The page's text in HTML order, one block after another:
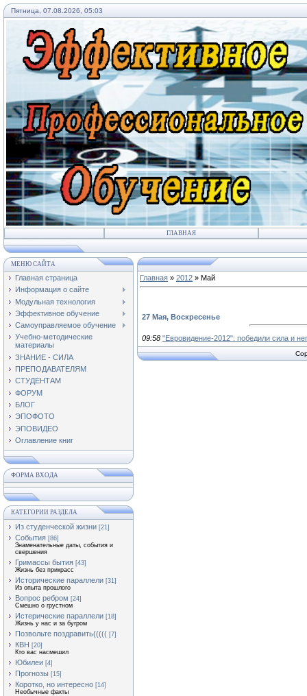
Пятница, 07.08.2026, 05:03
ГЛАВНАЯ
МЕНЮ САЙТА
Главная страница
Информация о сайте
Модульная технология
Эффективное обучение
Самоуправляемое обучение
Учебно-методические
материалы
ЗНАНИЕ - СИЛА
ПРЕПОДАВАТЕЛЯМ
СТУДЕНТАМ
ФОРУМ
БЛОГ
ЭПОФОТО
ЭПОВИДЕО
Оглавление книг
ФОРМА ВХОДА
КАТЕГОРИИ РАЗДЕЛА
Из студенческой жизни [21]
События [86]
Знаменательные даты, события и
свершения
Гримассы бытия [43]
Жизнь без прикрасс
Исторические параллели [31]
Из опыта прошлого
Вопрос ребром [24]
Смешно о грустном
Истерические параллели [18]
Жизнь у нас и за бугром
Позвольте поздравить((((( [7]
КВН [20]
Кто вас насмешил
Юбилеи [4]
Прогнозы [15]
Коротко, но интересно [14]
Необычные факты
Главная » 2012 » Май
27 Мая, Воскресенье
09:58 "Евровидение-2012": победили сила и